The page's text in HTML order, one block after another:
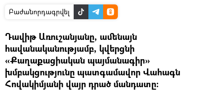
Բաժանորդագրվել
Դավիթ Առուշանյանը, ամենայն
հավանականությամբ, կվերցնի
«Քաղաքացիական պայմանագիր»
խմբակցությունը պատգամավոր Վահագն
Հովակիմյանի վայր դրած մանդատը։